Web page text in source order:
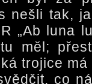
nešli tak,
„Ab luna
měl;
trojice
co